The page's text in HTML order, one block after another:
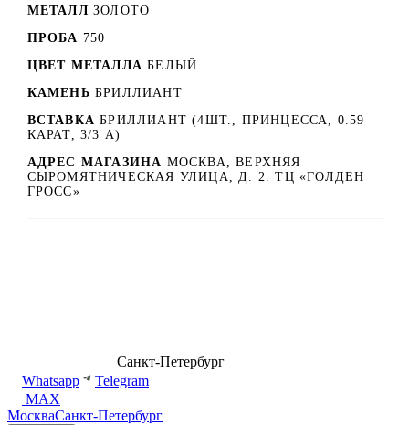
МЕТАЛЛ ЗОЛОТО
ПРОБА 750
ЦВЕТ МЕТАЛЛА БЕЛЫЙ
КАМЕНЬ БРИЛЛИАНТ
ВСТАВКА БРИЛЛИАНТ (4ШТ., ПРИНЦЕССА, 0.59
КАРАТ, 3/3 А)
АДРЕС МАГАЗИНА МОСКВА, ВЕРХНЯЯ
СЫРОМЯТНИЧЕСКАЯ УЛИЦА, Д. 2. ТЦ «ГОЛДЕН
ГРОСС»
Санкт-Петербург
Whatsapp
Telegram
MAX
МоскваСанкт-Петербург